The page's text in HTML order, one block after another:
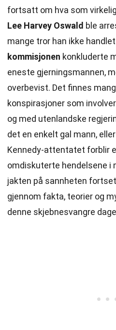
fortsatt om hva som
Lee Harvey Oswald ble
mange tror han ikke
kommisjonen konkluderte
eneste gjerningsmannen,
overbevist. Det finnes
konspirasjoner som
og med utenlandske
det en enkelt gal mann,
Kennedy-attentatet forblir
omdiskuterte hendelsene i
jakten på sannheten
gjennom fakta, teorier og
denne skjebnesvangre